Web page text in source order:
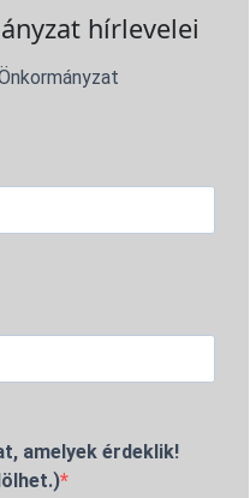
hírlevelei
amelyek érdeklik!